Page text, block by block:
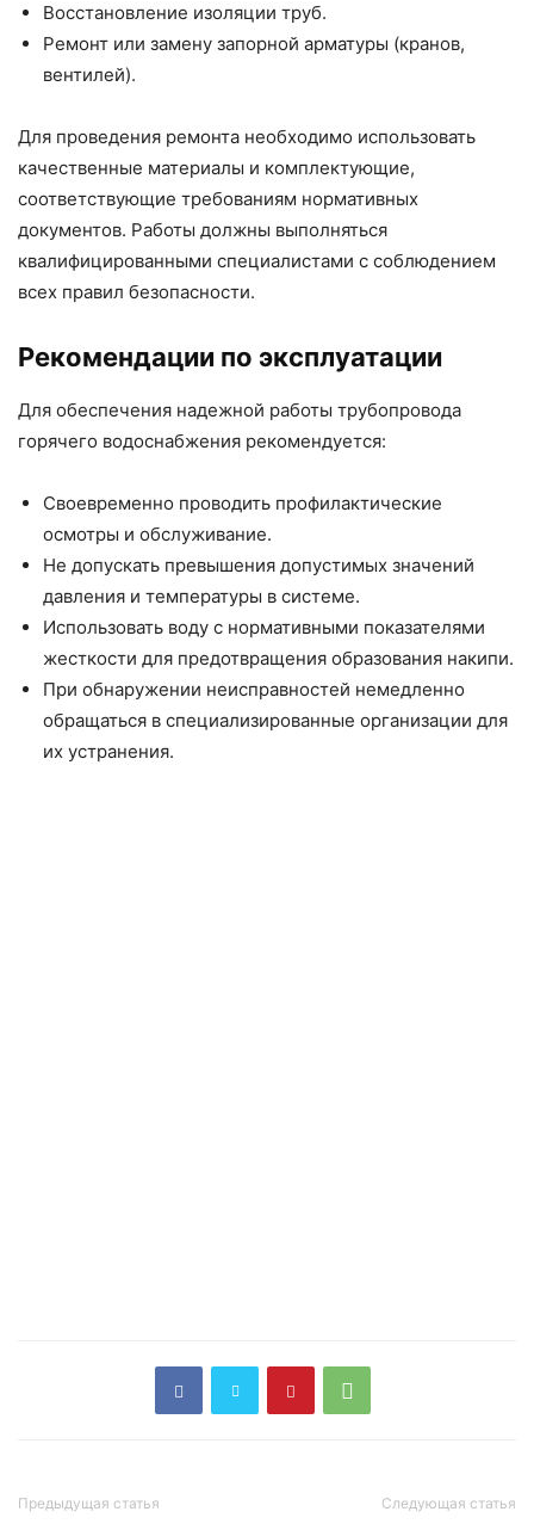
Восстановление изоляции труб.
Ремонт или замену запорной арматуры (кранов,
вентилей).
Для проведения ремонта необходимо использовать
качественные материалы и комплектующие,
соответствующие требованиям нормативных
документов. Работы должны выполняться
квалифицированными специалистами с соблюдением
всех правил безопасности.
Рекомендации по эксплуатации
Для обеспечения надежной работы трубопровода
горячего водоснабжения рекомендуется:
Своевременно проводить профилактические
осмотры и обслуживание.
Не допускать превышения допустимых значений
давления и температуры в системе.
Использовать воду с нормативными показателями
жесткости для предотвращения образования накипи.
При обнаружении неисправностей немедленно
обращаться в специализированные организации для
их устранения.
Предыдущая статья Следующая статья